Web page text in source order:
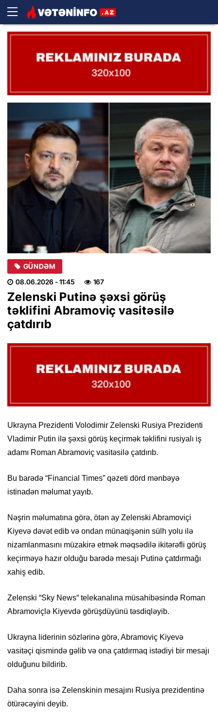
GÜNDƏM
08.06.2026 - 11:45 167
Zelenski Putinə şəxsi görüş
təklifini Abramoviç vasitəsilə
çatdırıb
Ukrayna Prezidenti Volodimir Zelenski Rusiya Prezidenti
Vladimir Putin ilə şəxsi görüş keçirmək təklifini rusiyalı iş
adamı Roman Abramoviç vasitəsilə çatdırıb.
Bu barədə “Financial Times” qəzeti dörd mənbəyə
istinadən məlumat yayıb.
Nəşrin məlumatına görə, ötən ay Zelenski Abramoviçi
Kiyevə dəvət edib və ondan münaqişənin sülh yolu ilə
nizamlanmasını müzakirə etmək məqsədilə ikitərəfli görüş
keçirməyə hazır olduğu barədə mesajı Putinə çatdırmağı
xahiş edib.
Zelenski “Sky News“ telekanalına müsahibəsində Roman
Abramoviçlə Kiyevdə görüşdüyünü təsdiqləyib.
Ukrayna liderinin sözlərinə görə, Abramoviç Kiyevə
vasitəçi qismində gəlib və ona çatdırmaq istədiyi bir mesajı
olduğunu bildirib.
Daha sonra isə Zelenskinin mesajını Rusiya prezidentinə
ötürəcəyini deyib.